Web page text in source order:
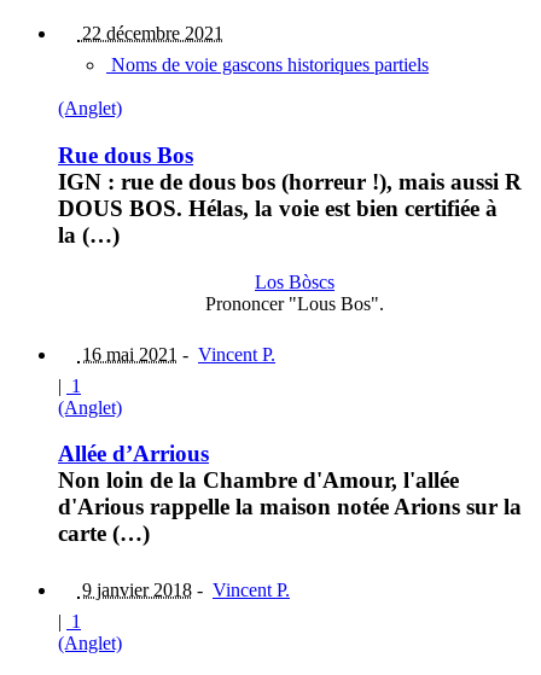
22 décembre 2021
Noms de voie gascons historiques partiels
(Anglet)
Rue dous Bos
IGN : rue de dous bos (horreur !), mais aussi R
DOUS BOS. Hélas, la voie est bien certifiée à
la (…)
Los Bòscs
Prononcer "Lous Bos".
16 mai 2021 - Vincent P.
| 1
(Anglet)
Allée d’Arrious
Non loin de la Chambre d'Amour, l'allée
d'Arious rappelle la maison notée Arions sur la
carte (…)
9 janvier 2018 - Vincent P.
| 1
(Anglet)